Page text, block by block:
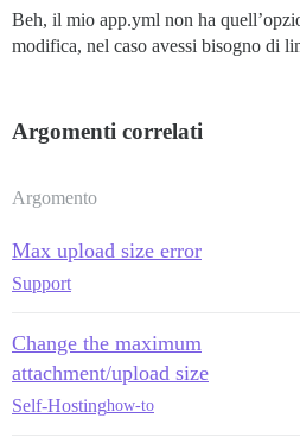
Beh, il mio app.yml non ha
modifica, nel caso avessi bisogno di
Argomenti correlati
Argomento
Max upload size error
Support
Change the maximum
attachment/upload size
Self-Hostinghow-to